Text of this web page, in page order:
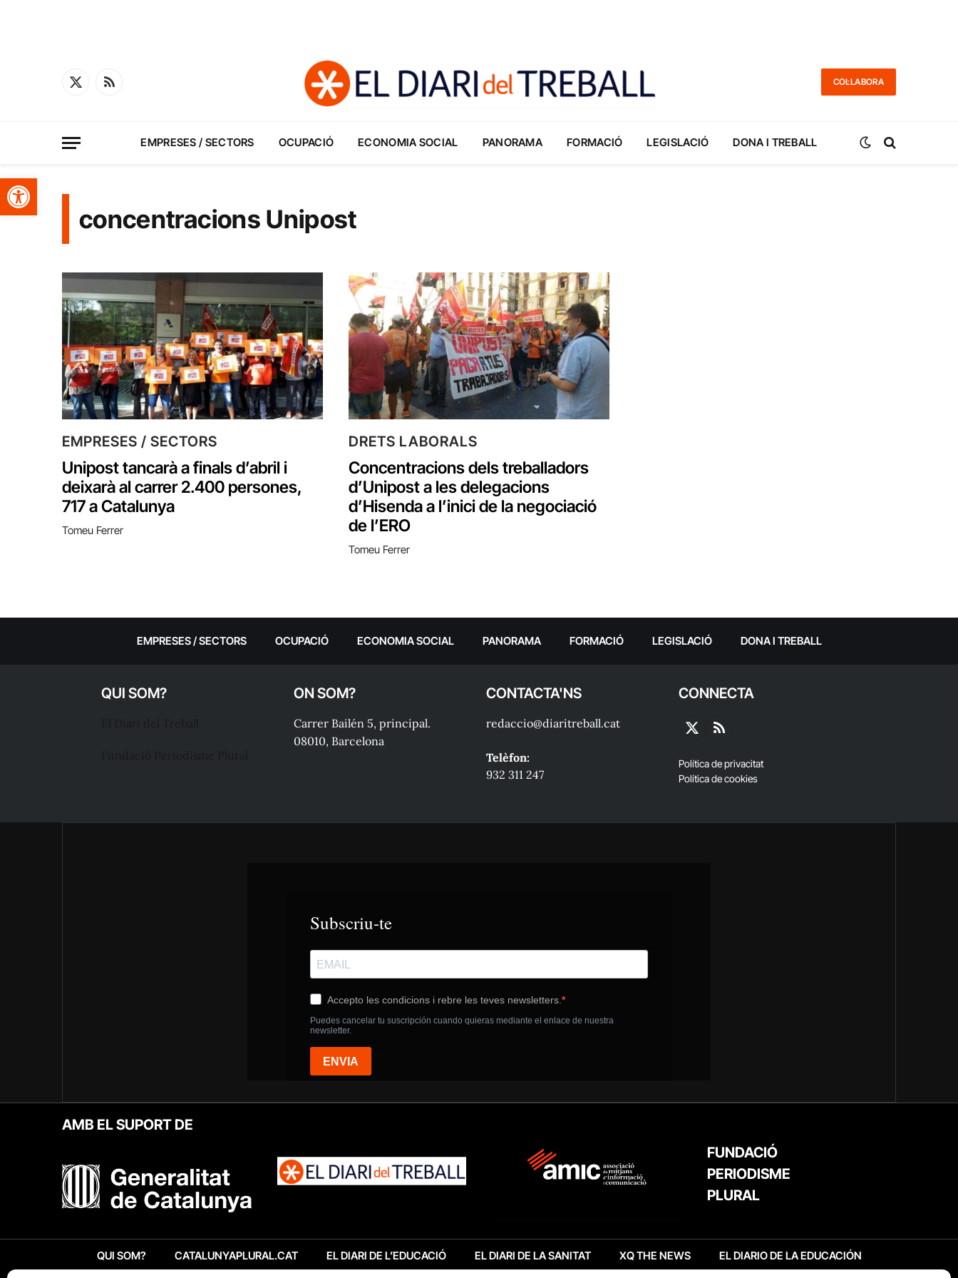
Obre la barra d'eines
X
RSS
COL·LABORA
EMPRESES / SECTORS OCUPACIÓ ECONOMIA SOCIAL PANORAMA FORMACIÓ LEGISLACIÓ DONA I TREBALL
concentracions Unipost
EMPRESES / SECTORS
Unipost tancarà a finals d’abril i
deixarà al carrer 2.400 persones,
717 a Catalunya
Tomeu Ferrer
DRETS LABORALS
Concentracions dels treballadors
d’Unipost a les delegacions
d’Hisenda a l’inici de la negociació
de l’ERO
Tomeu Ferrer
EMPRESES / SECTORS OCUPACIÓ ECONOMIA SOCIAL PANORAMA FORMACIÓ LEGISLACIÓ DONA I TREBALL
QUI SOM? ON SOM?
Carrer Bailén 5, principal.
08010, Barcelona
CONTACTA'NS
redaccio@diaritreball.cat
Telèfon:
932 311 247
CONNECTA
X
RSS
Política de privacitat
Política de cookies
AMB EL SUPORT DE
FUNDACIÓ
PERIODISME
PLURAL
QUI SOM? CATALUNYAPLURAL.CAT EL DIARI DE L’EDUCACIÓ EL DIARI DE LA SANITAT XQ THE NEWS EL DIARIO DE LA EDUCACIÓN